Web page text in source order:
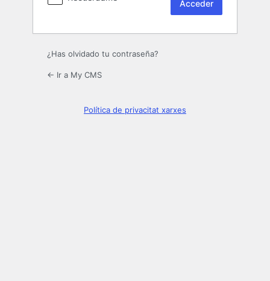
¿Has olvidado tu contraseña?
← Ir a My CMS
Política de privacitat xarxes